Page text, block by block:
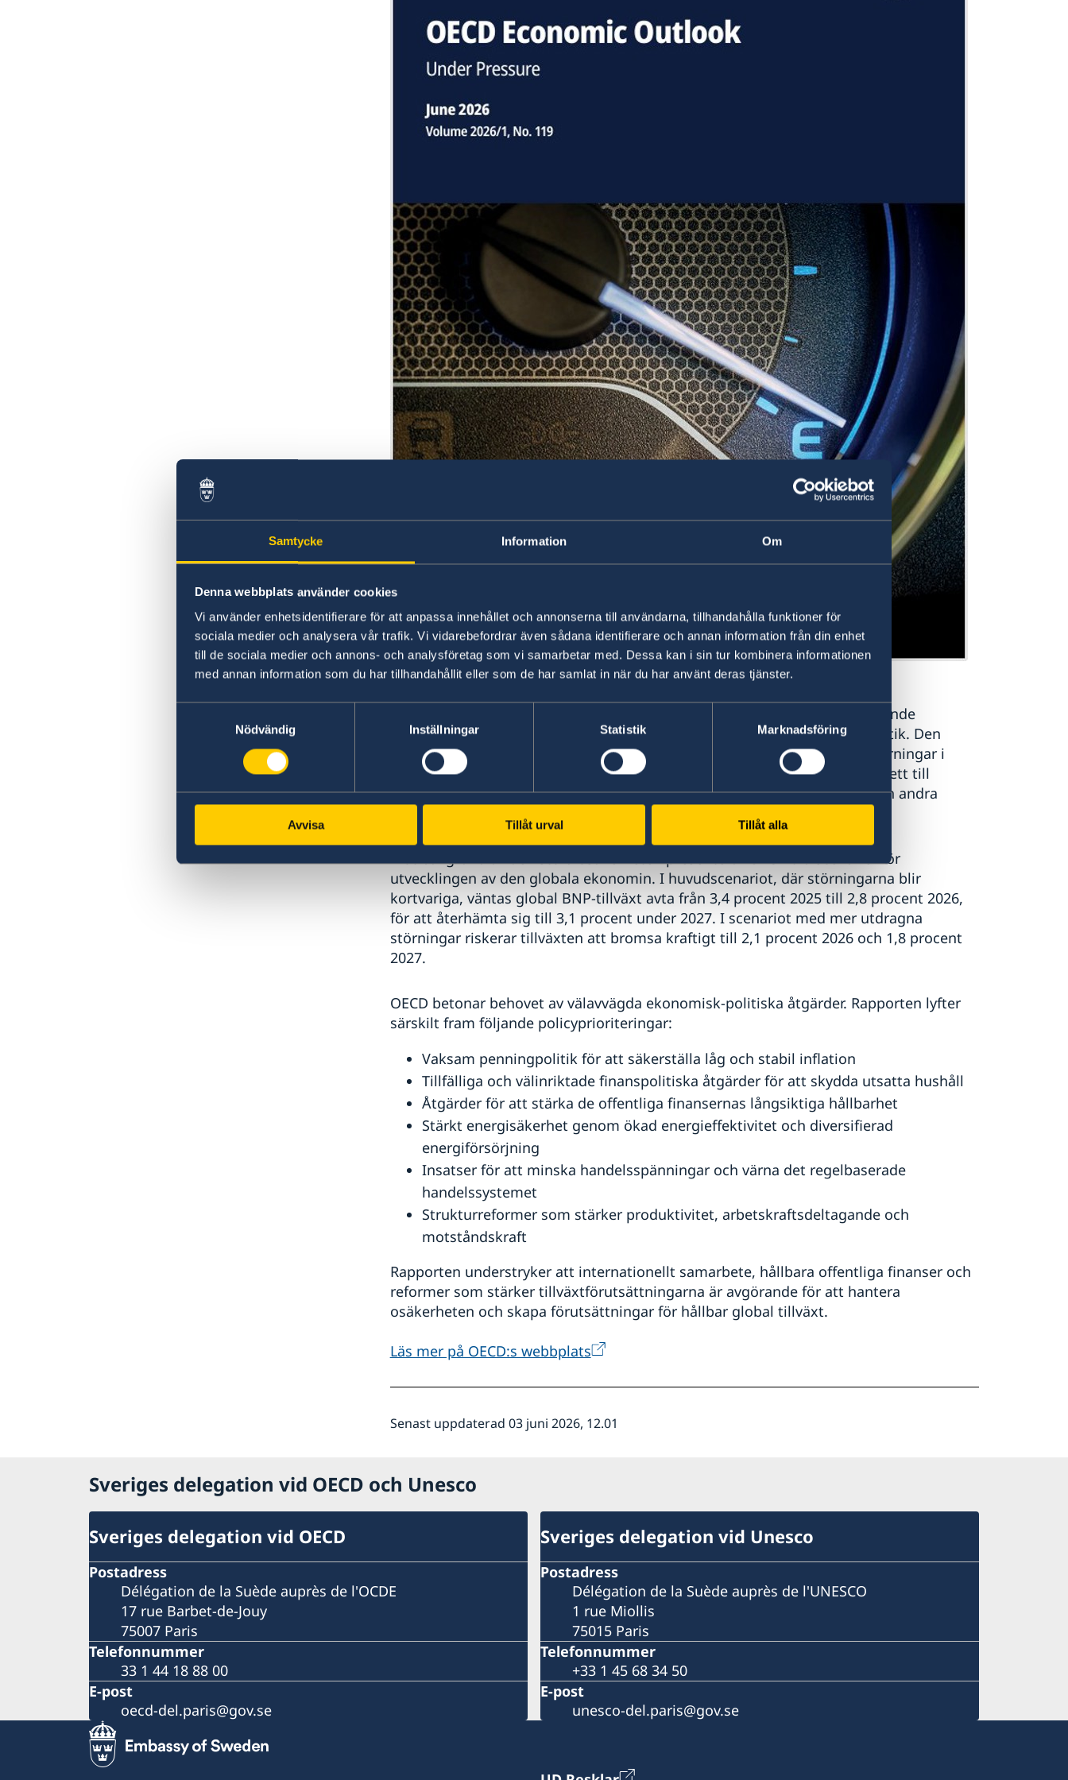
Samtycke Information Om
Denna webbplats använder cookies
Vi använder enhetsidentifierare för att anpassa innehållet och annonserna till användarna, tillhandahålla funktioner för
sociala medier och analysera vår trafik. Vi vidarebefordrar även sådana identifierare och annan information från din enhet
till de sociala medier och annons- och analysföretag som vi samarbetar med. Dessa kan i sin tur kombinera informationen
med annan information som du har tillhandahållit eller som de har samlat in när du har använt deras tjänster.
Nödvändig
Inställningar Statistik Marknadsföring
Avvisa Tillåt urval Tillåt alla
OECD Economic Outlook, June 2026 ©OECD
Den globala ekonomin gick in i 2026 starkare än väntat, driven av omfattande
investeringar i artificiell intelligens och stödjande finans- och penningpolitik. Den
upptrappade konflikten i Mellanöstern har dock försämrat utsikterna. Störningar i
transporter genom Hormuzsundet och skador på energiinfrastruktur har lett till
kraftigt stigande energipriser och högre kostnader för gödningsmedel och andra
viktiga insatsvaror.
Mot bakgrund av den stora osäkerheten presenterar OECD två scenarier för
utvecklingen av den globala ekonomin. I huvudscenariot, där störningarna blir
kortvariga, väntas global BNP-tillväxt avta från 3,4 procent 2025 till 2,8 procent 2026,
för att återhämta sig till 3,1 procent under 2027. I scenariot med mer utdragna
störningar riskerar tillväxten att bromsa kraftigt till 2,1 procent 2026 och 1,8 procent
2027.
OECD betonar behovet av välavvägda ekonomisk-politiska åtgärder. Rapporten lyfter
särskilt fram följande policyprioriteringar:
Vaksam penningpolitik för att säkerställa låg och stabil inflation
Tillfälliga och välinriktade finanspolitiska åtgärder för att skydda utsatta hushåll
Åtgärder för att stärka de offentliga finansernas långsiktiga hållbarhet
Stärkt energisäkerhet genom ökad energieffektivitet och diversifierad
energiförsörjning
Insatser för att minska handelsspänningar och värna det regelbaserade
handelssystemet
Strukturreformer som stärker produktivitet, arbetskraftsdeltagande och
motståndskraft
Rapporten understryker att internationellt samarbete, hållbara offentliga finanser och
reformer som stärker tillväxtförutsättningarna är avgörande för att hantera
osäkerheten och skapa förutsättningar för hållbar global tillväxt.
Läs mer på OECD:s webbplats
Senast uppdaterad 03 juni 2026, 12.01
Sveriges delegation vid OECD och Unesco
Sveriges delegation vid OECD
Postadress
Délégation de la Suède auprès de l'OCDE
17 rue Barbet-de-Jouy
75007 Paris
Telefonnummer
33 1 44 18 88 00
E-post
oecd-del.paris@gov.se
Sveriges delegation vid Unesco
Postadress
Délégation de la Suède auprès de l'UNESCO
1 rue Miollis
75015 Paris
Telefonnummer
+33 1 45 68 34 50
E-post
unesco-del.paris@gov.se